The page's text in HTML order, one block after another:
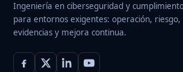
Ingeniería en ciberseguridad y
para entornos exigentes: operación, riesgo,
evidencias y mejora continua.